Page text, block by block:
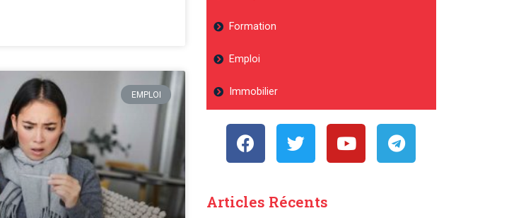
EMPLOI
Formation
Emploi
Immobilier
Articles Récents